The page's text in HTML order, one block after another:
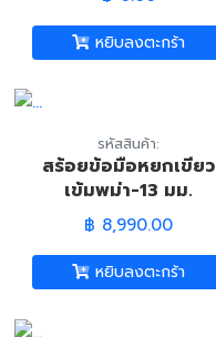
Bracelet)
หยิบลงตะกร้า
รหัสสินค้า:
สร้อยข้อมือหยกเขียว
เข้มพม่า-13 มม.
(Burmese Green
Jade Bracelet)
฿ 8,990.00
หยิบลงตะกร้า